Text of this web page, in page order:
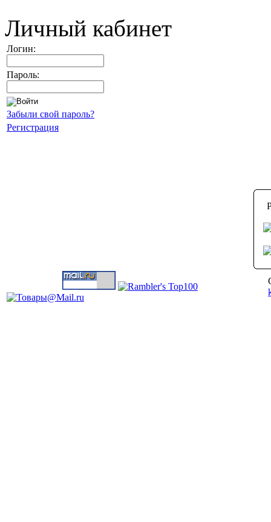
Личный кабинет
Логин:
Пароль:
Забыли свой пароль?
Регистрация